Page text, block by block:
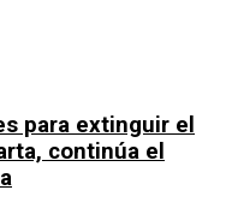
para extinguir el
continúa el